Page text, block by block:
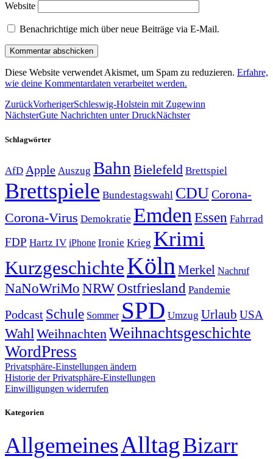
Website
Benachrichtige mich über neue Beiträge via E-Mail.
Diese Website verwendet Akismet, um Spam zu reduzieren. Erfahre,
wie deine Kommentardaten verarbeitet werden.
ZurückVorherigerSchleswig-Holstein mit Zugewinn
NächsterGute Nachrichten unter DruckNächster
Schlagwörter
AfD Apple Auszug Bahn Bielefeld Brettspiel
Brettspiele Bundestagswahl CDUCorona-
Corona-Virus Demokratie Emden Essen Fahrrad
FDP Hartz IV iPhone Ironie Krieg Krimi
KurzgeschichteKöln Merkel Nachruf
NaNoWriMo NRWOstfriesland Pandemie
Podcast Schule Sommer SPD Umzug Urlaub USA
Wahl Weihnachten Weihnachtsgeschichte
WordPress
Privatsphäre-Einstellungen ändern
Historie der Privatsphäre-Einstellungen
Einwilligungen widerrufen
Kategorien
AllgemeinesAlltagBizarr